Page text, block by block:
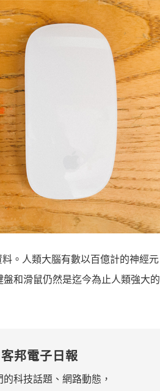
。人類大腦有數以百億計的神經
和滑鼠仍然是迄今為止人類強大
邦電子日報
的科技話題、網路動態，